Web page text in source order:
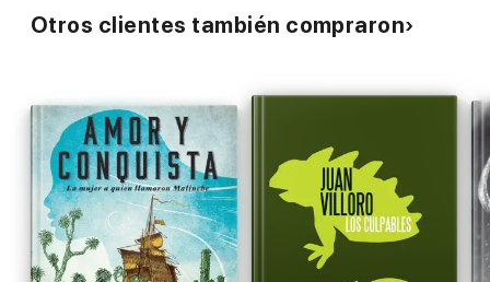
Otros clientes también compraron